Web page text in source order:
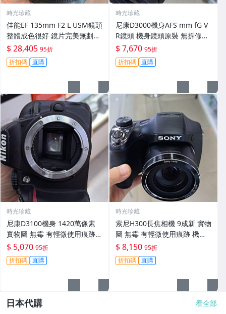
時光珍藏
佳能EF 135mm F2 L USM鏡頭
整體成色很好 鏡片完美無劃痕
功能一切正常 無拆修無-3430
$ 28,405 95折
折扣碼 直購
時光珍藏
尼康D3000機身AFS mm fG V
R鏡頭 機身鏡頭原裝 無拆修無
翻新 有輕微使用痕跡 鏡頭-34
30
$ 7,670 95折
折扣碼 直購
時光珍藏
尼康D3100機身 1420萬像素
實物圖 無霉 有輕微使用痕跡
機身原裝 無拆修無翻新 臨-34
3
$ 5,070 95折
折扣碼 直購
時光珍藏
索尼H300長焦相機 9成新 實物
圖 無霉 有輕微使用痕跡 機身
鏡頭原裝 無拆修無翻新-3430
$ 8,150 95折
折扣碼 直購
日本代購 看全部